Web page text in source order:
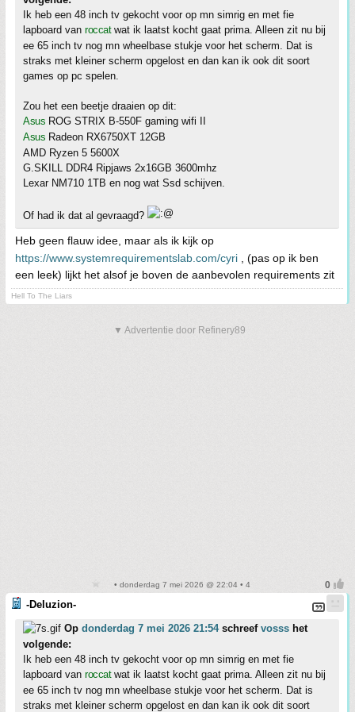
Ik heb een 48 inch tv gekocht voor op mn simrig en met fie
lapboard van roccatwat ik laatst kocht gaat prima. Alleen zit nu bij
ee 65 inch tv nog mn wheelbase stukje voor het scherm. Dat is
straks met kleiner scherm opgelost en dan kan ik ook dit soort
games op pc spelen.
Zou het een beetje draaien op dit:
Asus ROG STRIX B-550F gaming wifi II
Asus Radeon RX6750XT 12GB
AMD Ryzen 5 5600X
G.SKILL DDR4 Ripjaws 2x16GB 3600mhz
Lexar NM710 1TB en nog wat Ssd schijven.
Of had ik dat al gevraagd?
Heb geen flauw idee, maar als ik kijk op
https://www.systemrequirementslab.com/cyri , (pas op ik ben
een leek) lijkt het alsof je boven de aanbevolen requirements zit
Hell To The Liars
▼ Advertentie door Refinery89
• donderdag 7 mei 2026 @ 22:04 • 4
-Deluzion-
Op donderdag 7 mei 2026 21:54schreef vosss het
volgende:
Ik heb een 48 inch tv gekocht voor op mn simrig en met fie
lapboard van roccatwat ik laatst kocht gaat prima. Alleen zit nu bij
ee 65 inch tv nog mn wheelbase stukje voor het scherm. Dat is
straks met kleiner scherm opgelost en dan kan ik ook dit soort